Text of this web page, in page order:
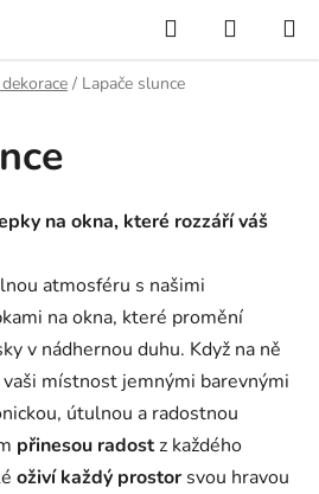
Hledat
KOŠÍK
/ Lapače slunce
na okna, které rozzáří váš
atmosféru s našimi
na okna, které promění
v nádhernou duhu. Když na ně
místnost jemnými barevnými
útulnou a radostnou
přinesou radostz každého
oživí každý prostor svou hravou